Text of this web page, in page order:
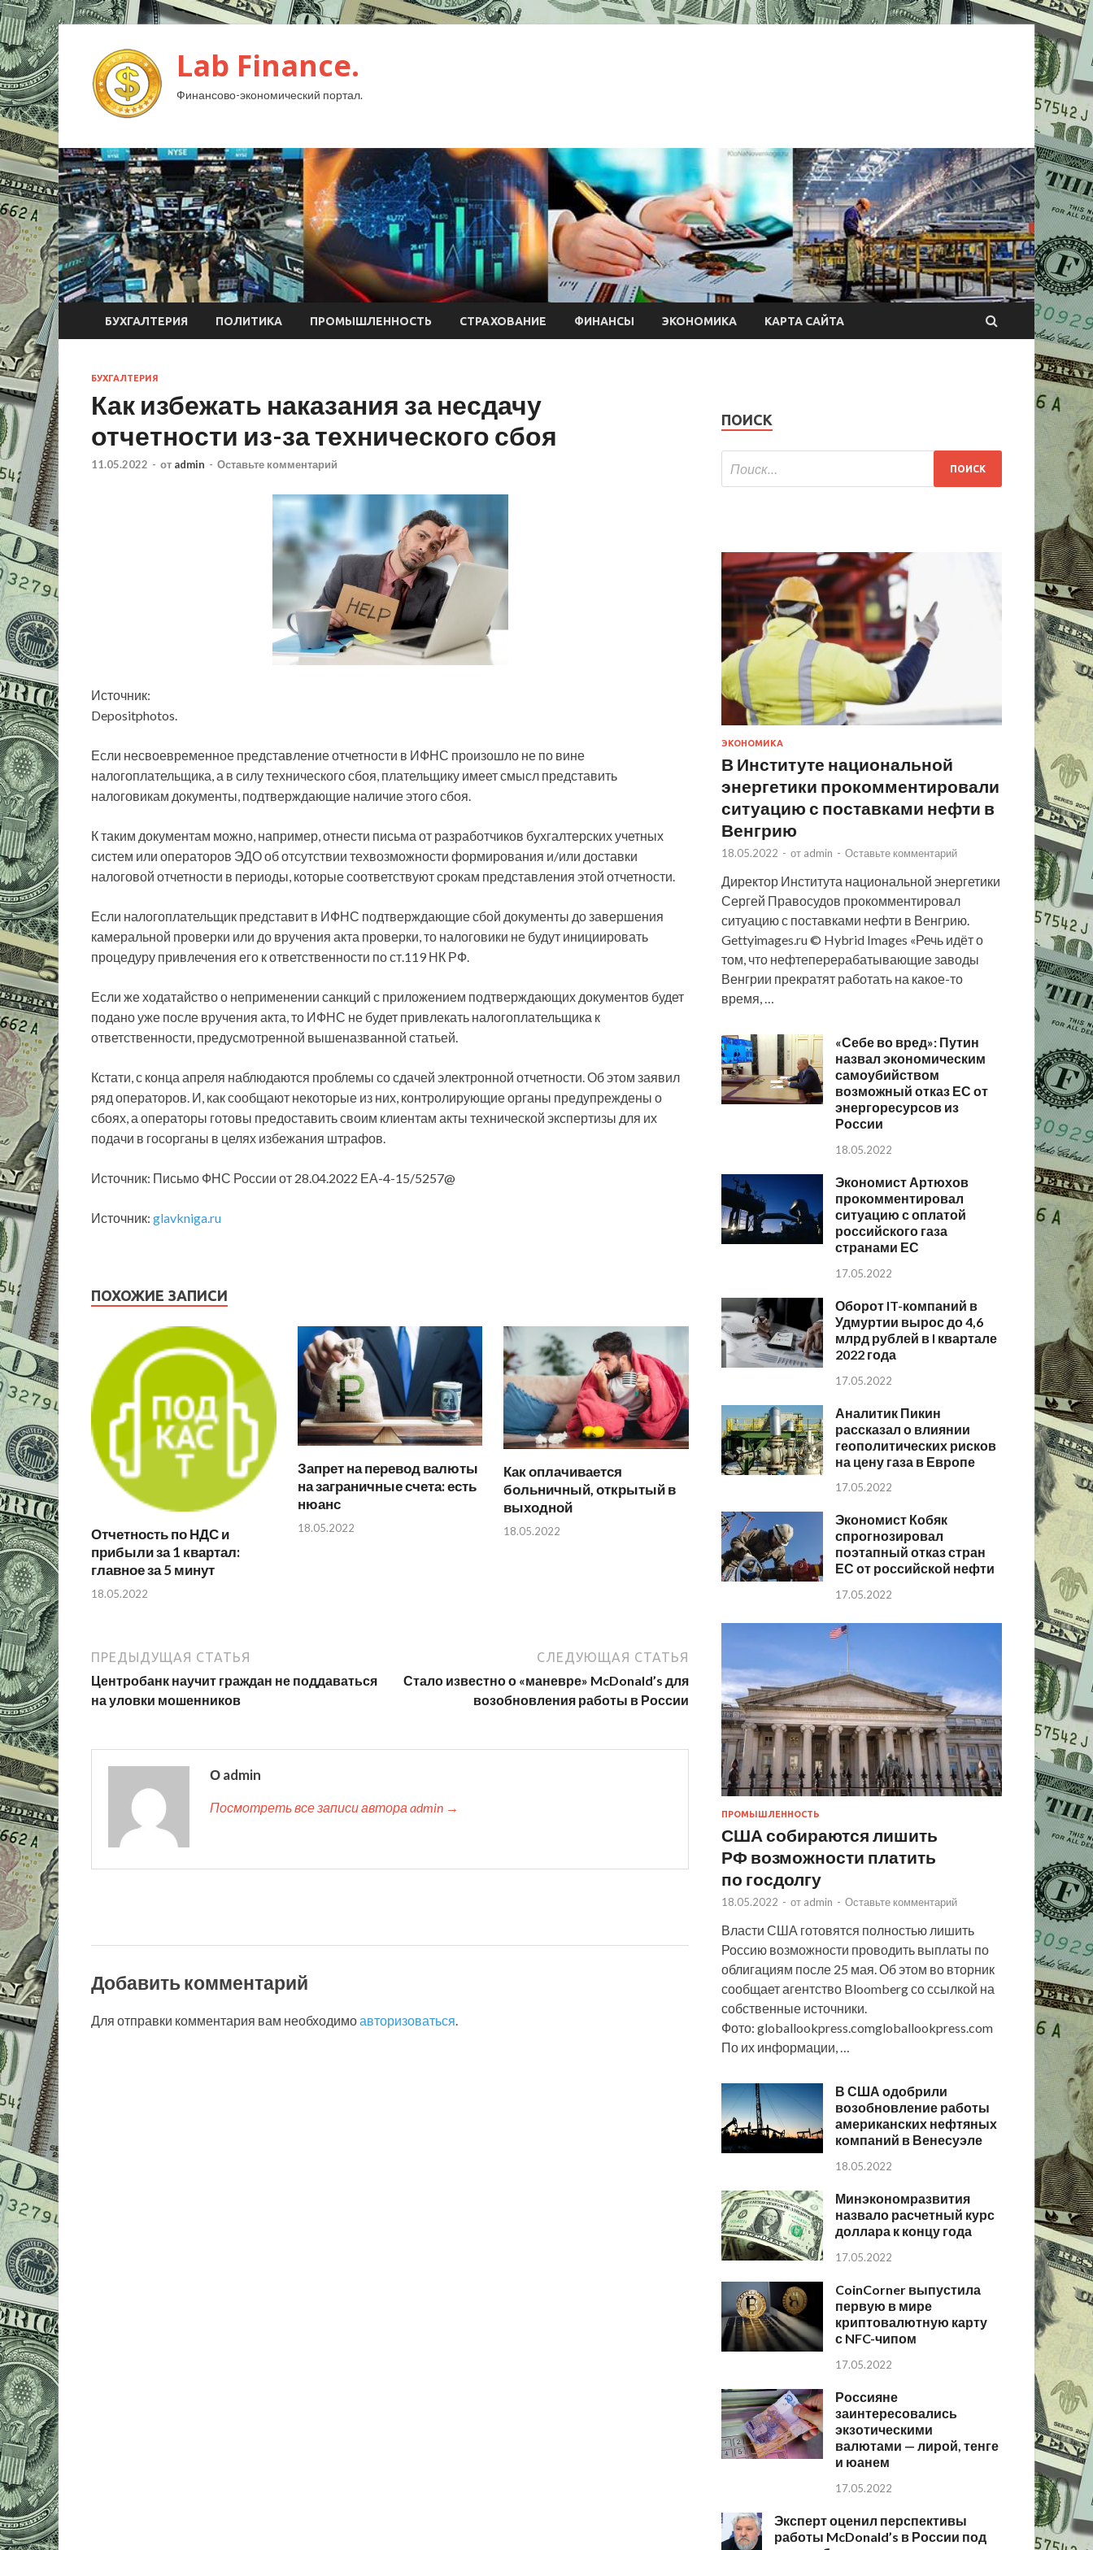
Lab Finance.
Финансово-экономический портал.
БУХГАЛТЕРИЯ ПОЛИТИКА ПРОМЫШЛЕННОСТЬ СТРАХОВАНИЕ ФИНАНСЫ ЭКОНОМИКА КАРТА САЙТА
БУХГАЛТЕРИЯ
Как избежать наказания за несдачу
отчетности из-за технического сбоя
11.05.2022 - от admin - Оставьте комментарий
Источник:
Depositphotos.
Если несвоевременное представление отчетности в ИФНС произошло не по вине
налогоплательщика, а в силу технического сбоя, плательщику имеет смысл представить
налоговикам документы, подтверждающие наличие этого сбоя.
К таким документам можно, например, отнести письма от разработчиков бухгалтерских учетных
систем или операторов ЭДО об отсутствии техвозможности формирования и/или доставки
налоговой отчетности в периоды, которые соответствуют срокам представления этой отчетности.
Если налогоплательщик представит в ИФНС подтверждающие сбой документы до завершения
камеральной проверки или до вручения акта проверки, то налоговики не будут инициировать
процедуру привлечения его к ответственности по ст.119 НК РФ.
Если же ходатайство о неприменении санкций с приложением подтверждающих документов будет
подано уже после вручения акта, то ИФНС не будет привлекать налогоплательщика к
ответственности, предусмотренной вышеназванной статьей.
Кстати, с конца апреля наблюдаются проблемы со сдачей электронной отчетности. Об этом заявил
ряд операторов. И, как сообщают некоторые из них, контролирующие органы предупреждены о
сбоях, а операторы готовы предоставить своим клиентам акты технической экспертизы для их
подачи в госорганы в целях избежания штрафов.
Источник: Письмо ФНС России от 28.04.2022 ЕА-4-15/5257@
Источник: glavkniga.ru
ПОХОЖИЕ ЗАПИСИ
Отчетность по НДС и
прибыли за 1 квартал:
главное за 5 минут
18.05.2022
Запрет на перевод валюты
на заграничные счета: есть
нюанс
18.05.2022
Как оплачивается
больничный, открытый в
выходной
18.05.2022
ПРЕДЫДУЩАЯ СТАТЬЯ
Центробанк научит граждан не поддаваться
на уловки мошенников
СЛЕДУЮЩАЯ СТАТЬЯ
Стало известно о «маневре» McDonald’s для
возобновления работы в России
О admin
Посмотреть все записи автора admin →
Добавить комментарий
Для отправки комментария вам необходимоавторизоваться.
ПОИСК
ЭКОНОМИКА
В Институте национальной
энергетики прокомментировали
ситуацию с поставками нефти в
Венгрию
18.05.2022 - от admin - Оставьте комментарий
Директор Института национальной энергетики
Сергей Правосудов прокомментировал
ситуацию с поставками нефти в Венгрию.
Gettyimages.ru © Hybrid Images «Речь идёт о
том, что нефтеперерабатывающие заводы
Венгрии прекратят работать на какое-то
время, …
«Себе во вред»: Путин
назвал экономическим
самоубийством
возможный отказ ЕС от
энергоресурсов из
России
18.05.2022
Экономист Артюхов
прокомментировал
ситуацию с оплатой
российского газа
странами ЕС
17.05.2022
Оборот IT-компаний в
Удмуртии вырос до 4,6
млрд рублей в I квартале
2022 года
17.05.2022
Аналитик Пикин
рассказал о влиянии
геополитических рисков
на цену газа в Европе
17.05.2022
Экономист Кобяк
спрогнозировал
поэтапный отказ стран
ЕС от российской нефти
17.05.2022
ПРОМЫШЛЕННОСТЬ
США собираются лишить
РФ возможности платить
по госдолгу
18.05.2022 - от admin - Оставьте комментарий
Власти США готовятся полностью лишить
Россию возможности проводить выплаты по
облигациям после 25 мая. Об этом во вторник
сообщает агентство Bloomberg со ссылкой на
собственные источники.
Фото: globallookpress.comgloballookpress.com
По их информации, …
В США одобрили
возобновление работы
американских нефтяных
компаний в Венесуэле
18.05.2022
Минэкономразвития
назвало расчетный курс
доллара к концу года
17.05.2022
CoinCorner выпустила
первую в мире
криптовалютную карту
с NFC-чипом
17.05.2022
Россияне
заинтересовались
экзотическими
валютами — лирой, тенге
и юанем
17.05.2022
Эксперт оценил перспективы
работы McDonald’s в России под